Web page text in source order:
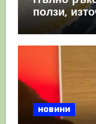
ползи,
имунната
новини